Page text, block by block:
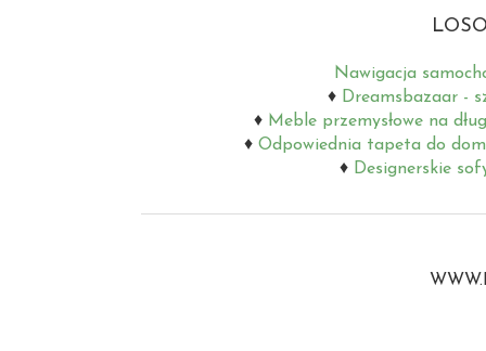
Nawigacja
Dreamsbazaar -
Meble przemysłowe na
Odpowiednia tapeta do
Designerskie